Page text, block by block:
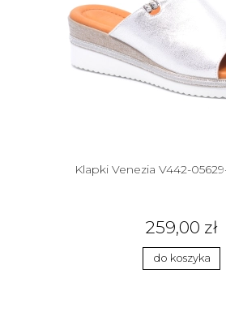
Klapki Venezia V442-
259,00 zł
do koszyka